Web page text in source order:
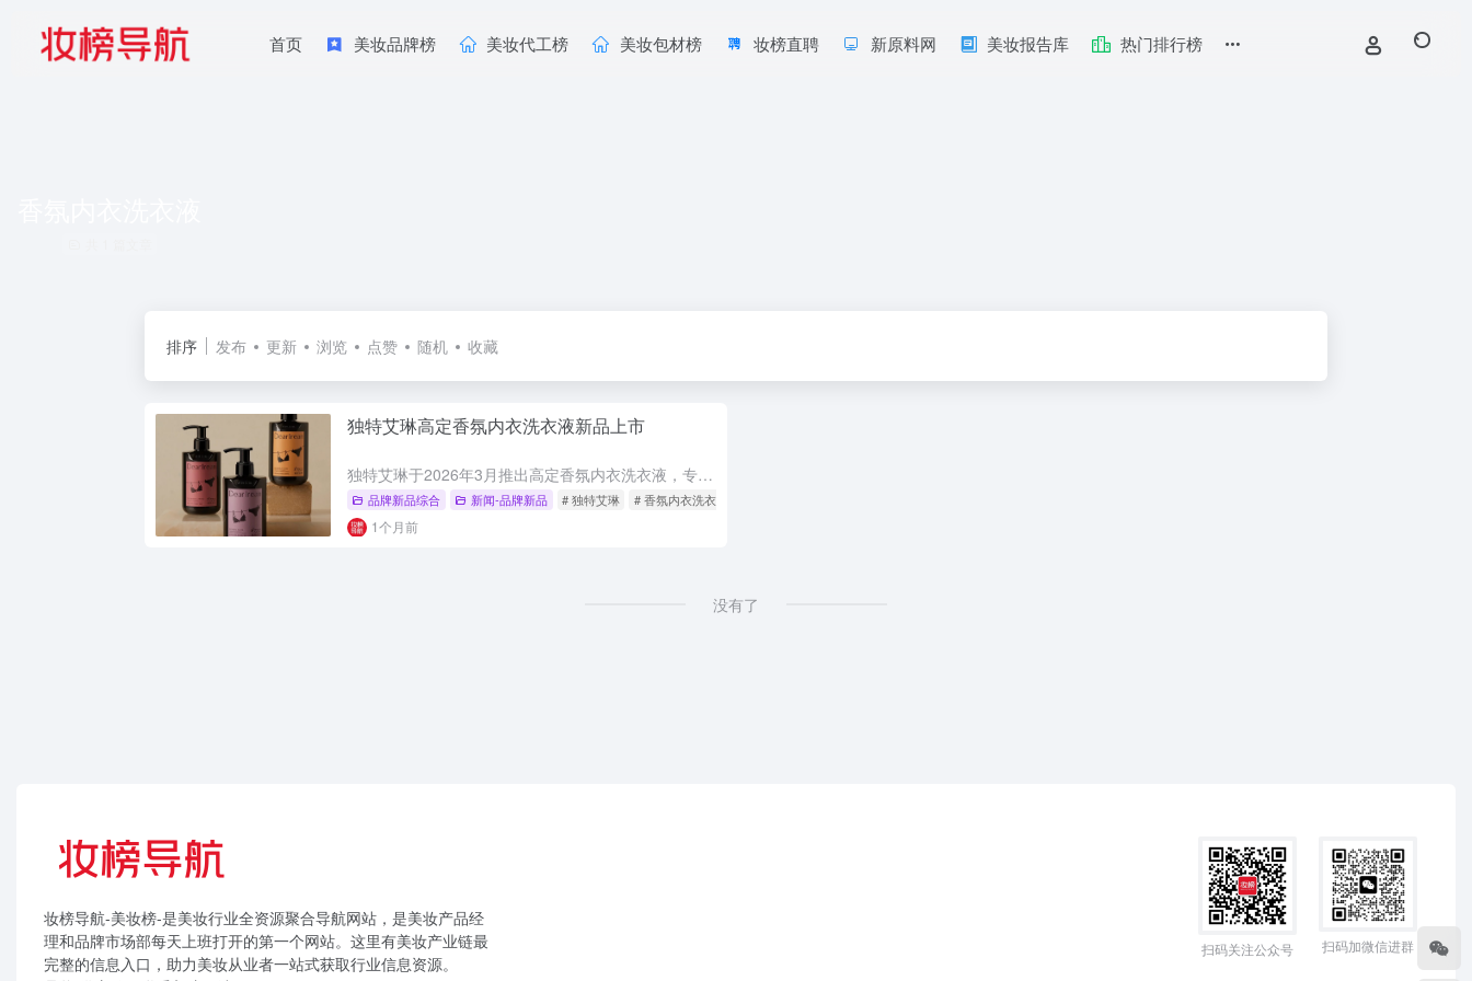
首页 美妆品牌榜 美妆代工榜 美妆包材榜 妆榜直聘 新原料网 美妆报告库 热门排行榜
排序 发布 更新 浏览 点赞 随机 收藏
独特艾琳高定香氛内衣洗衣液新品上市
独特艾琳于2026年3月推出高定香氛内衣洗衣液，专为女性贴身衣物设计，强效去血渍、长效病毒防护与温和护衣合一。核心优势包括7重高活性生物酶定向瓦解有机污渍，银离子植萃复合抗菌实现48小时抑菌，同时兼顾...
品牌新品综合 新闻-品牌新品 # 独特艾琳 # 香氛内衣洗衣液
1个月前
没有了
妆榜导航-美妆榜-是美妆行业全资源聚合导航网站，是美妆产品经
理和品牌市场部每天上班打开的第一个网站。这里有美妆产业链最
完整的信息入口，助力美妆从业者一站式获取行业信息资源。
扫码关注公众号 扫码加微信进群